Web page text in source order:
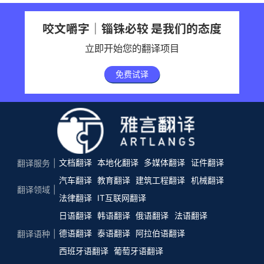
咬文嚼字｜锱铢必较 是我们的态度
立即开始您的翻译项目
免费试译
翻译服务 文档翻译 本地化翻译 多媒体翻译 证件翻译
翻译领域
汽车翻译 教育翻译 建筑工程翻译 机械翻译
法律翻译
IT互联网翻译
翻译语种
日语翻译 韩语翻译 俄语翻译
法语翻译
德语翻译 泰语翻译 阿拉伯语翻译
西班牙语翻译 葡萄牙语翻译